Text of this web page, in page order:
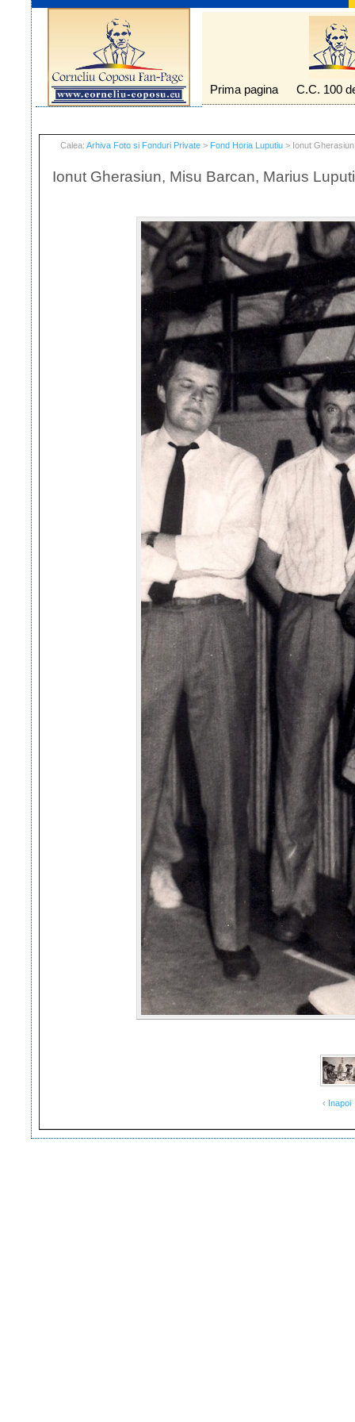
Prima pagina C.C. 100
Calea: Arhiva Foto si Fonduri Private > Fond Horia Luputiu > Ionut
Ionut Gherasiun, Misu Barcan, Marius
‹ Inapoi